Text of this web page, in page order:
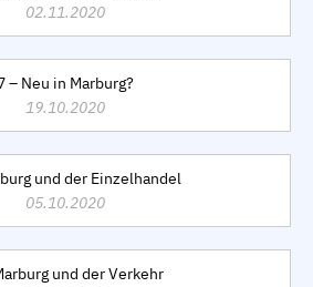
02.11.2020
– Neu in Marburg?
19.10.2020
und der Einzelhandel
05.10.2020
und der Verkehr